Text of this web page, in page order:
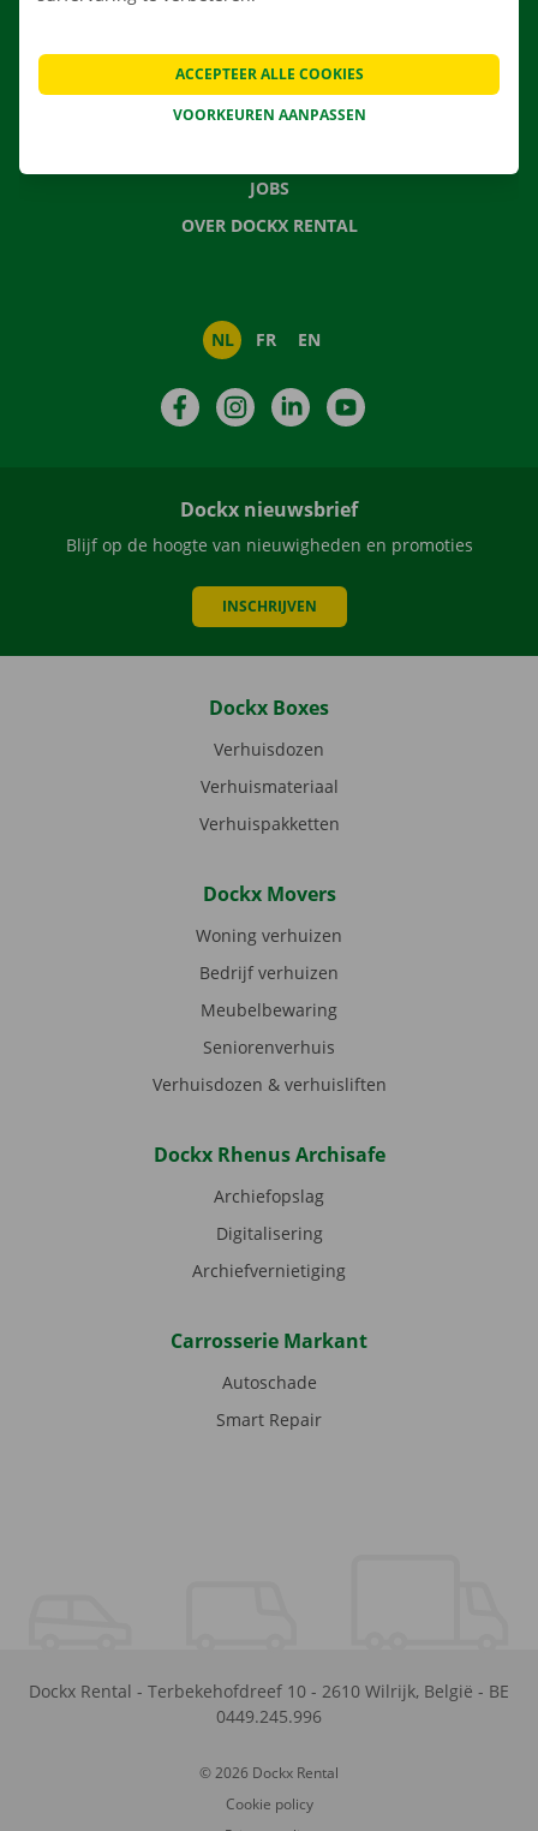
VEELGESTELDE VRAGEN
NIEUWS
JOBS
OVER DOCKX RENTAL
NL FR EN
FacebookInstagramLinkedIn
Dockx nieuwsbrief
Blijf op de hoogte van nieuwigheden en promoties
INSCHRIJVEN
Dockx Boxes
Verhuisdozen
Verhuismateriaal
Verhuispakketten
Dockx Movers
Woning verhuizen
Bedrijf verhuizen
Meubelbewaring
Seniorenverhuis
Verhuisdozen & verhuisliften
Dockx Rhenus Archisafe
Archiefopslag
Digitalisering
Archiefvernietiging
Carrosserie Markant
Autoschade
Smart Repair
Dockx Rental - Terbekehofdreef 10 - 2610 Wilrijk, België - BE
0449.245.996
© 2026 Dockx Rental
Cookie policy
VOORKEUREN AANPASSEN
ACCEPTEER ALLE COOKIES